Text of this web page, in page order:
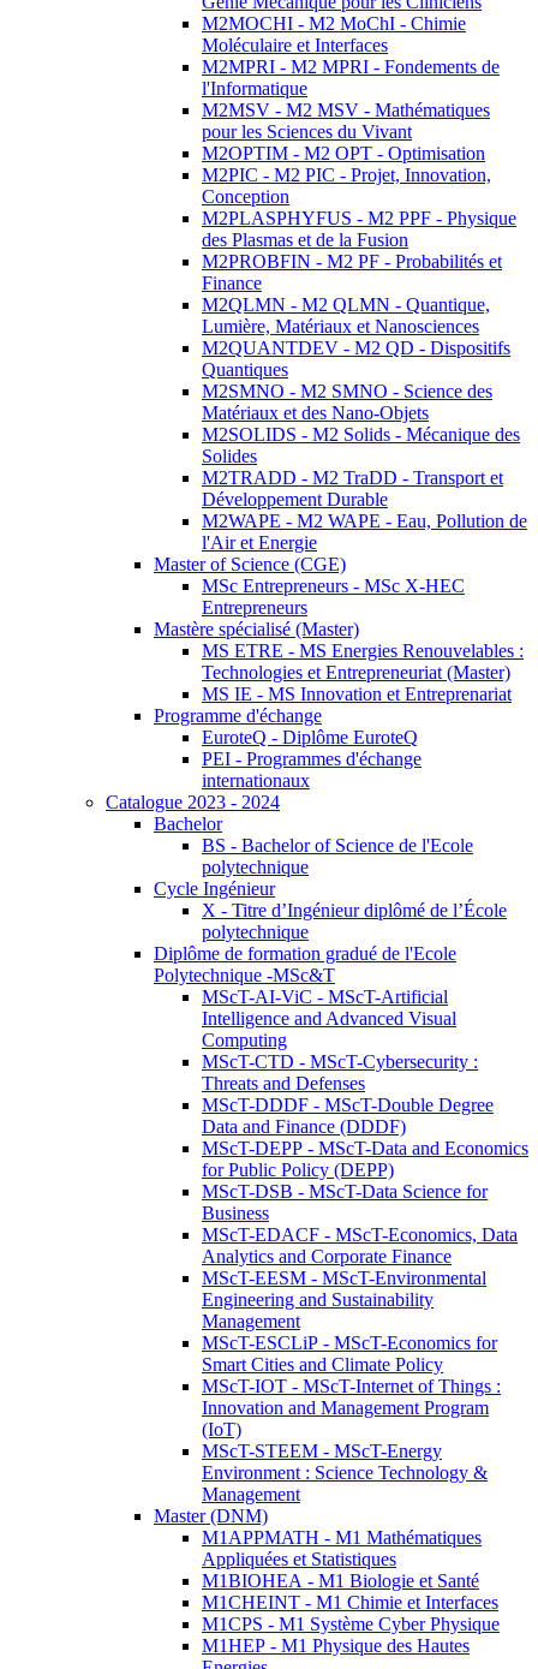
M2MOCHI - M2 MoChI - Chimie
Moléculaire et Interfaces
M2MPRI - M2 MPRI - Fondements de
l'Informatique
M2MSV - M2 MSV - Mathématiques
pour les Sciences du Vivant
M2OPTIM - M2 OPT - Optimisation
M2PIC - M2 PIC - Projet, Innovation,
Conception
M2PLASPHYFUS - M2 PPF - Physique
des Plasmas et de la Fusion
M2PROBFIN - M2 PF - Probabilités et
Finance
M2QLMN - M2 QLMN - Quantique,
Lumière, Matériaux et Nanosciences
M2QUANTDEV - M2 QD - Dispositifs
Quantiques
M2SMNO - M2 SMNO - Science des
Matériaux et des Nano-Objets
M2SOLIDS - M2 Solids - Mécanique des
Solides
M2TRADD - M2 TraDD - Transport et
Développement Durable
M2WAPE - M2 WAPE - Eau, Pollution de
l'Air et Energie
Master of Science (CGE)
MSc Entrepreneurs - MSc X-HEC
Entrepreneurs
Mastère spécialisé (Master)
MS ETRE - MS Energies Renouvelables :
Technologies et Entrepreneuriat (Master)
MS IE - MS Innovation et Entreprenariat
Programme d'échange
EuroteQ - Diplôme EuroteQ
PEI - Programmes d'échange
internationaux
Catalogue 2023 - 2024
Bachelor
BS - Bachelor of Science de l'Ecole
polytechnique
Cycle Ingénieur
X - Titre d’Ingénieur diplômé de l’École
polytechnique
Diplôme de formation gradué de l'Ecole
Polytechnique -MSc&T
MScT-AI-ViC - MScT-Artificial
Intelligence and Advanced Visual
Computing
MScT-CTD - MScT-Cybersecurity :
Threats and Defenses
MScT-DDDF - MScT-Double Degree
Data and Finance (DDDF)
MScT-DEPP - MScT-Data and Economics
for Public Policy (DEPP)
MScT-DSB - MScT-Data Science for
Business
MScT-EDACF - MScT-Economics, Data
Analytics and Corporate Finance
MScT-EESM - MScT-Environmental
Engineering and Sustainability
Management
MScT-ESCLiP - MScT-Economics for
Smart Cities and Climate Policy
MScT-IOT - MScT-Internet of Things :
Innovation and Management Program
(IoT)
MScT-STEEM - MScT-Energy
Environment : Science Technology &
Management
Master (DNM)
M1APPMATH - M1 Mathématiques
Appliquées et Statistiques
M1BIOHEA - M1 Biologie et Santé
M1CHEINT - M1 Chimie et Interfaces
M1CPS - M1 Système Cyber Physique
M1HEP - M1 Physique des Hautes